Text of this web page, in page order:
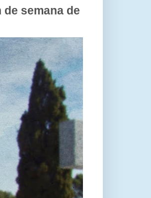
semana de